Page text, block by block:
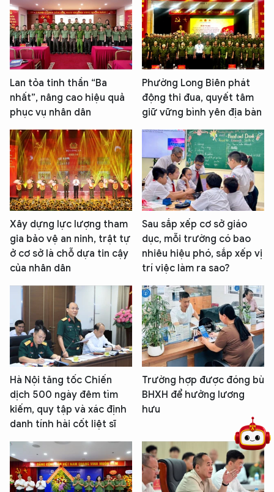
Lan tỏa tinh thần “Ba
nhất”, nâng cao hiệu quả
phục vụ nhân dân
Phường Long Biên phát
động thi đua, quyết tâm
giữ vững bình yên địa bàn
Xây dựng lực lượng tham
gia bảo vệ an ninh, trật tự
ở cơ sở là chỗ dựa tin cậy
của nhân dân
Sau sắp xếp cơ sở giáo
dục, mỗi trường có bao
nhiêu hiệu phó, sắp xếp vị
trí việc làm ra sao?
Hà Nội tăng tốc Chiến
dịch 500 ngày đêm tìm
kiếm, quy tập và xác định
danh tính hài cốt liệt sĩ
Trường hợp được đóng bù
BHXH để hưởng lương
hưu
5 điểm nghẽn của Hà Nội giải pháp xử lý điểm nghẽn của